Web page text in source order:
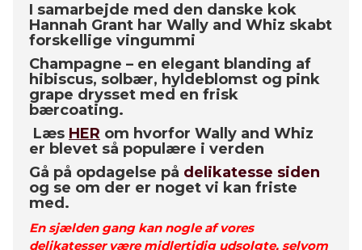
I samarbejde med den danske kok
Hannah Grant har Wally and Whiz skabt
forskellige vingummi
Champagne – en elegant blanding af
hibiscus, solbær, hyldeblomst og pink
grape drysset med en frisk
bærcoating.
Læs HER om hvorfor Wally and Whiz
er blevet så populære i verden
Gå på opdagelse på delikatesse siden
og se om der er noget vi kan friste
med.
En sjælden gang kan nogle af vores
delikatesser være midlertidig udsolgte, selvom